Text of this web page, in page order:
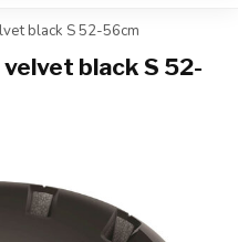
black S 52-56cm
black S 52-